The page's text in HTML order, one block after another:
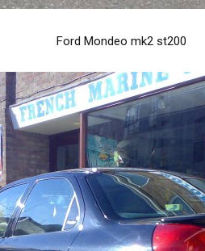
Ford Mondeo mk2 st200